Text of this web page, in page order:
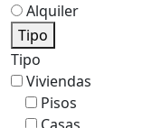
Alquiler
Tipo
Tipo
Viviendas
Pisos